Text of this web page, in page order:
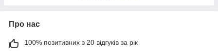
Про нас
100% позитивних з 20 відгуків за рік